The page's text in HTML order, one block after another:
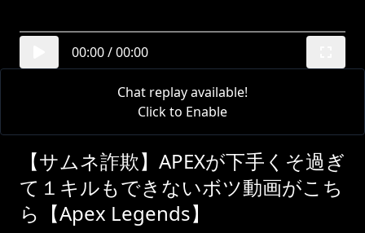
00:00/00:00
Chat replay available!
Click to Enable
【サムネ詐欺】APEXが下手くそ過ぎ
て１キルもできないボツ動画がこち
ら【Apex Legends】